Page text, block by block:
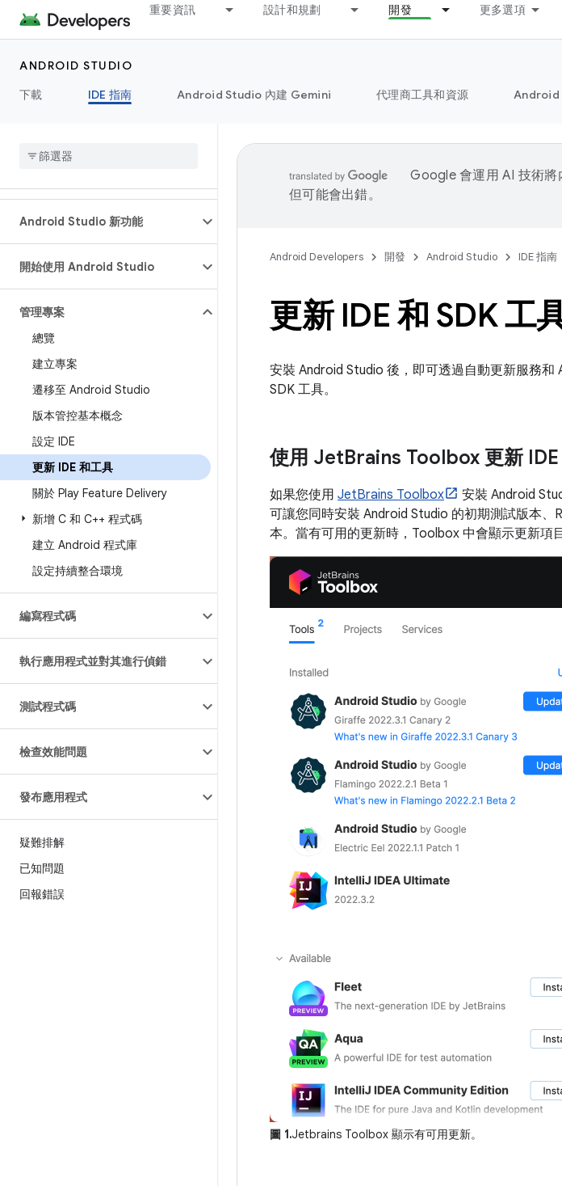
重要資訊 設計和規劃 開發 更多選項
ANDROID STUDIO
下載
IDE 指南 Android Studio 內建 Gemini 代理商工具和資源 Android
Android Studio 新功能
開始使用 Android Studio
管理專案
總覽
建立專案
遷移至 Android Studio
版本管控基本概念
設定 IDE
更新 IDE 和工具
關於 Play Feature Delivery
新增 C 和 C++ 程式碼
建立 Android 程式庫
設定持續整合環境
編寫程式碼
執行應用程式並對其進行偵錯
測試程式碼
檢查效能問題
發布應用程式
疑難排解
已知問題
回報錯誤
Google 會運用 AI 技術將
但可能會出錯。
Android Developers 開發 Android Studio IDE 指南
更新 IDE 和 SDK 工
安裝 Android Studio 後，即可透過自動更新服務和
SDK 工具。
使用 JetBrains Toolbox 更新 IDE
如果您使用 JetBrains Toolbox
安裝 Android
可讓您同時安裝 Android Studio 的初期測試版本
本。當有可用的更新時，Toolbox 中會顯示更新項
圖 1.Jetbrains Toolbox 顯示有可用更新。